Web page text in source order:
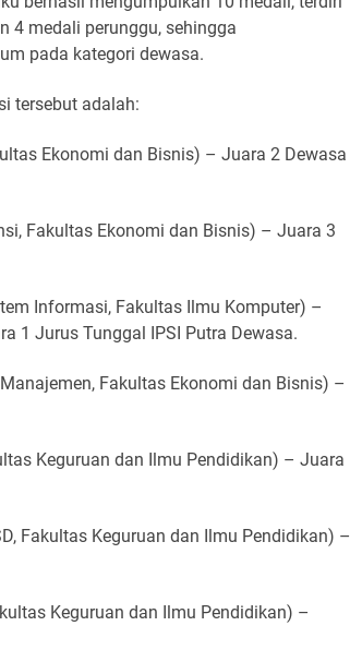
4 medali perunggu, sehingga
pada kategori dewasa.
tersebut adalah:
Ekonomi dan Bisnis) – Juara 2 Dewasa
Fakultas Ekonomi dan Bisnis) – Juara 3
Informasi, Fakultas Ilmu Komputer) –
1 Jurus Tunggal IPSI Putra Dewasa.
Fakultas Ekonomi dan Bisnis) –
Keguruan dan Ilmu Pendidikan) – Juara
Fakultas Keguruan dan Ilmu Pendidikan) –
Keguruan dan Ilmu Pendidikan) –